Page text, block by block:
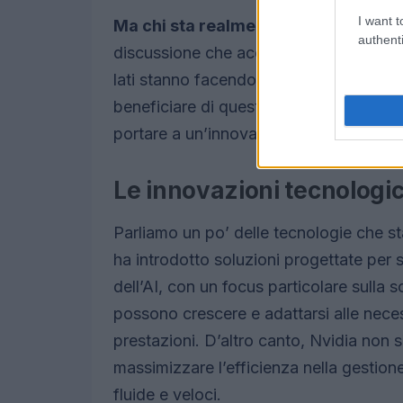
I want
Ma chi sta realmente vincendo
discussione che accende gli animi tra
lati stanno facendo progressi
beneficiare di questa competizione.
portare a un’innovazione senza
Le innovazioni
Parliamo un po’ delle tecnologie che
ha introdotto soluzioni progettate per
dell’AI, con un focus particolare sulla
possono crescere e adattarsi alle
prestazioni. D’altro canto, Nvidia non
massimizzare l’efficienza nella
fluide e veloci.